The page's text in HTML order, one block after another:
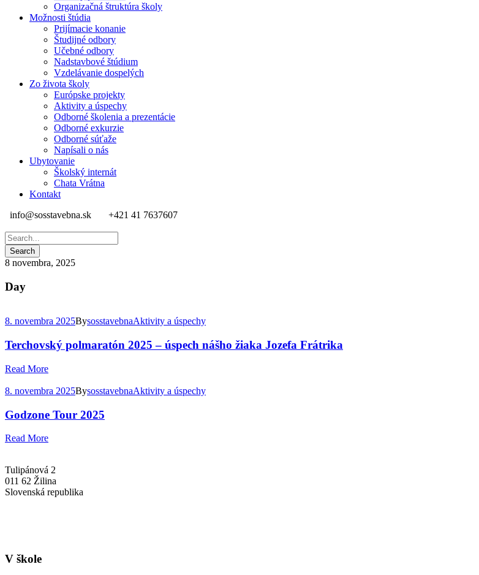
Organizačná štruktúra školy
Možnosti štúdia
Prijímacie konanie
Študijné odbory
Učebné odbory
Nadstavbové štúdium
Vzdelávanie dospelých
Zo života školy
Európske projekty
Aktivity a úspechy
Odborné školenia a prezentácie
Odborné exkurzie
Odborné súťaže
Napísali o nás
Ubytovanie
Školský internát
Chata Vrátna
Kontakt
info@sosstavebna.sk
+421 41 7637607
8 novembra, 2025
Day
8. novembra 2025BysosstavebnaAktivity a úspechy
Terchovský polmaratón 2025 – úspech nášho žiaka Jozefa Frátrika
Read More
8. novembra 2025BysosstavebnaAktivity a úspechy
Godzone Tour 2025
Read More
Tulipánová 2
011 62 Žilina
Slovenská republika
V škole